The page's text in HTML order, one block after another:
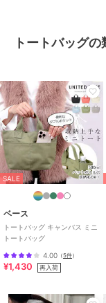
素材
原産国
トートバッグ
SALE
ベース
トートバッグ キャンバス ミニ
トートバッグ
4.00 （5件）
¥1,430 再入荷